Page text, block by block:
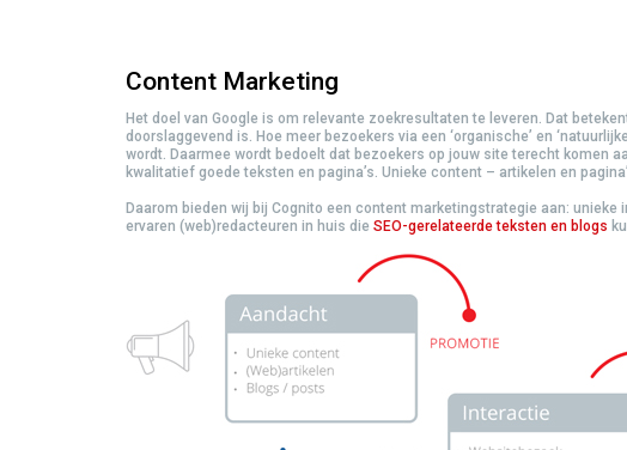
Content Marketing
Het doel van Google is om relevante zoekresultaten te leveren. Dat
doorslaggevend is. Hoe meer bezoekers via een ‘organische’ en
wordt. Daarmee wordt bedoelt dat bezoekers op jouw site terecht komen
kwalitatief goede teksten en pagina’s. Unieke content – artikelen en
Daarom bieden wij bij Cognito een content marketingstrategie aan:
ervaren (web)redacteuren in huis die SEO-gerelateerde teksten en blogs